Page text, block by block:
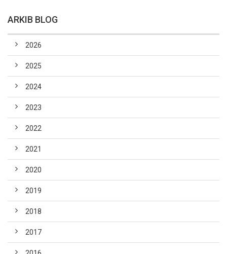
ARKIB BLOG
2026
2025
2024
2023
2022
2021
2020
2019
2018
2017